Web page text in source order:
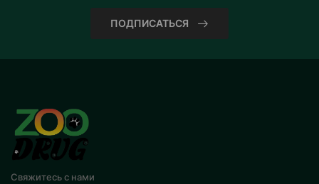
ПОДПИСАТЬСЯ
Свяжитесь с нами